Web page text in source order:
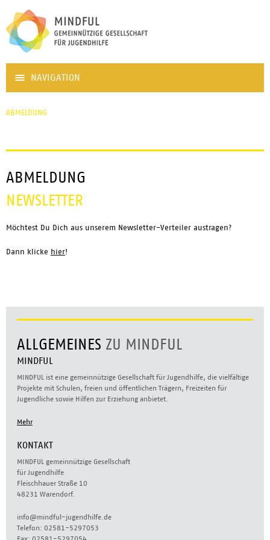
NAVIGATION
ABMELDUNG
ABMELDUNG
NEWSLETTER
Möchtest Du Dich aus unserem Newsletter-Verteiler austragen?
Dann klicke hier!
ALLGEMEINES ZU MINDFUL
MINDFUL
MINDFUL ist eine gemeinnützige Gesellschaft für Jugendhilfe, die vielfältige
Projekte mit Schulen, freien und öffentlichen Trägern, Freizeiten für
Jugendliche sowie Hilfen zur Erziehung anbietet.
Mehr
KONTAKT
MINDFUL gemeinnützige Gesellschaft
für Jugendhilfe
Fleischhauer Straße 10
48231 Warendorf.
info@mindful-jugendhilfe.de
Telefon: 02581-5297053